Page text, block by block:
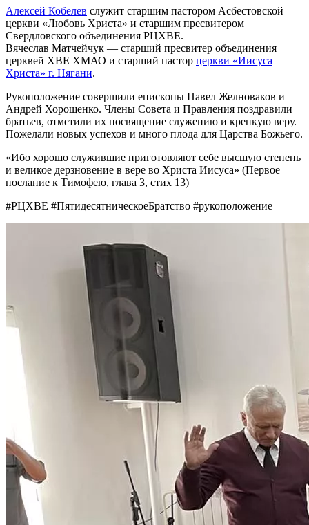
Алексей Кобелев служит старшим пастором Асбестовской
церкви «Любовь Христа» и старшим пресвитером
Свердловского объединения РЦХВЕ.
Вячеслав Матчейчук — старший пресвитер объединения
церквей ХВЕ ХМАО и старший пастор церкви «Иисуса
Христа» г. Нягани.
Рукоположение совершили епископы Павел Желноваков и
Андрей Хорощенко. Члены Совета и Правления поздравили
братьев, отметили их посвящение служению и крепкую веру.
Пожелали новых успехов и много плода для Царства Божьего.
«Ибо хорошо служившие приготовляют себе высшую степень
и великое дерзновение в вере во Христа Иисуса» (Первое
послание к Тимофею, глава 3, стих 13)
#РЦХВЕ #ПятидесятническоеБратство #рукоположение